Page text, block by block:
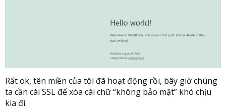
Rất ok, tên miền của tôi đã hoạt động rồi, bây giờ chúng
ta cần cài SSL để xóa cái chữ “không bảo mật” khó chịu
kia đi.